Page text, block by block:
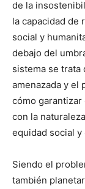
de la
la capacidad de
social y
debajo del
sistema se trata
amenazada y el
cómo
con la
equidad social
Siendo el
también